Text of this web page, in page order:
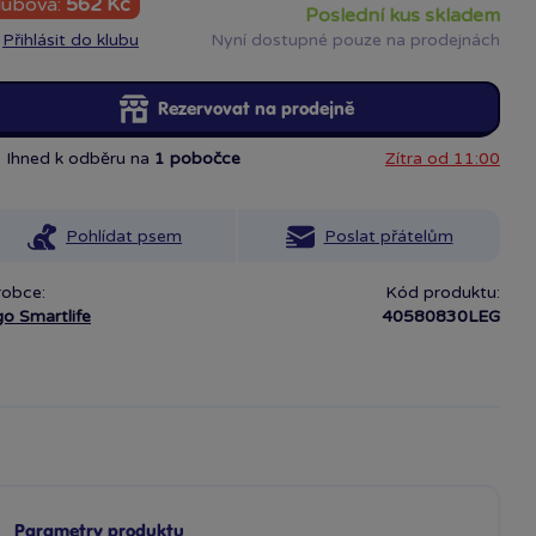
562 Kč
Přihlásit do klubu
poslední kus skladem
Nyní dostupné pouze na prodejnách
Rezervovat na prodejně
Ihned k odběru na 1 pobočce Zítra od 11:00
Pohlídat psem Poslat přátelům
Smartlife
Kód produktu:
40580830LEG
Parametry produktu